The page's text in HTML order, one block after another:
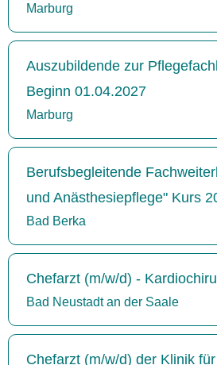
Marburg
Auszubildende zur
Beginn 01.04.2027
Marburg
Berufsbegleitende
und Anästhesiepflege" Kurs
Bad Berka
Chefarzt (m/w/d) -
Bad Neustadt an der Saale
Chefarzt (m/w/d) der Klinik